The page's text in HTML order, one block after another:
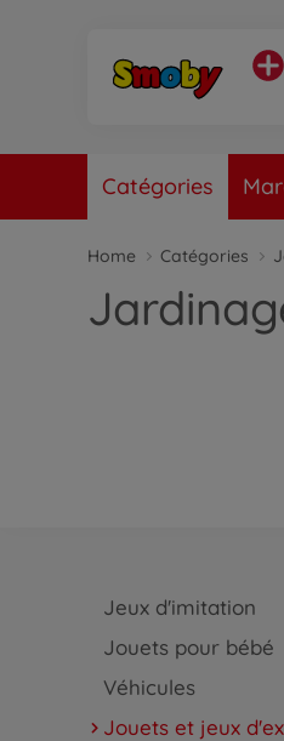
Catégories
Home Catégories
Jeux d'imitation
Jouets pour bébé
Véhicules
Jouets et jeux